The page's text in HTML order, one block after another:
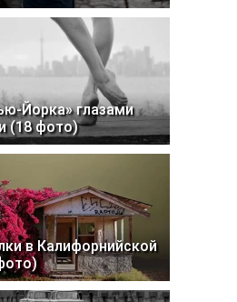
Йорка» глазами
(18 фото)
в Калифорнийской